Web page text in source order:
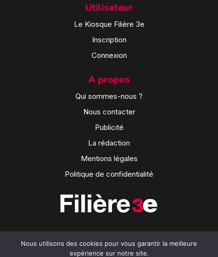
Utilisateur
Le Kiosque Filière 3e
Inscription
Connexion
A propos
Qui sommes-nous ?
Nous contacter
Publicité
La rédaction
Mentions légales
Politique de confidentialité
Nous utilisons des cookies pour vous garantir la meilleure
expérience sur notre site.